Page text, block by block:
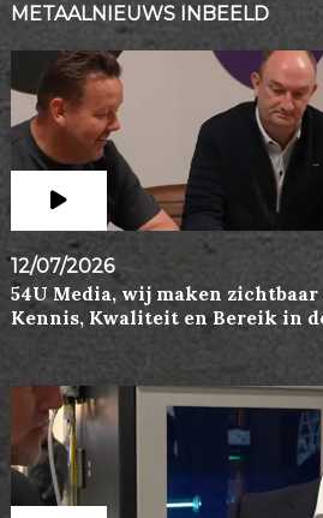
METAALNIEUWS INBEELD
12/07/2026
54U Media, wij maken
Kennis, Kwaliteit en Bereik in